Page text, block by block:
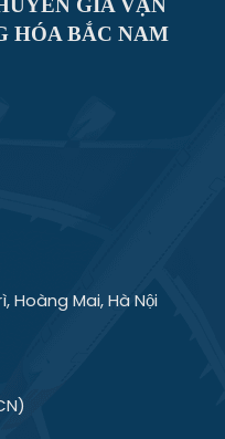
GIA VẬN
HÓA BẮC NAM
Hoàng Mai, Hà Nội